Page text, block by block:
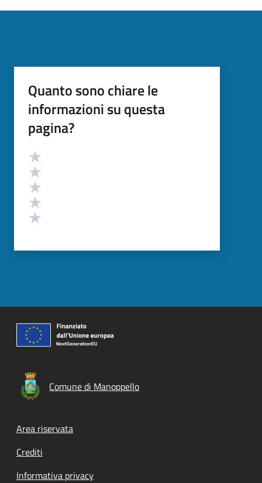
Quanto sono chiare le
informazioni su questa
pagina?
Valutazione
Comune di Manoppello
Footer menu
Area riservata
Crediti
Informativa privacy